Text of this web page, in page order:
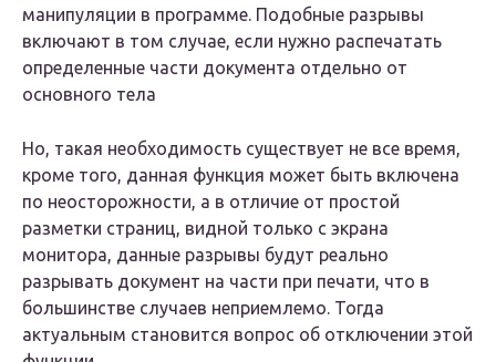
манипуляции в программе. Подобные разрывы
включают в том случае, если нужно распечатать
определенные части документа отдельно от
основного тела
Но, такая необходимость существует не все время,
кроме того, данная функция может быть включена
по неосторожности, а в отличие от простой
разметки страниц, видной только с экрана
монитора, данные разрывы будут реально
разрывать документ на части при печати, что в
большинстве случаев неприемлемо. Тогда
актуальным становится вопрос об отключении этой